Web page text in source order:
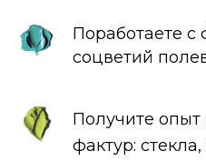
Поработаете
соцветий
Получите
фактур: